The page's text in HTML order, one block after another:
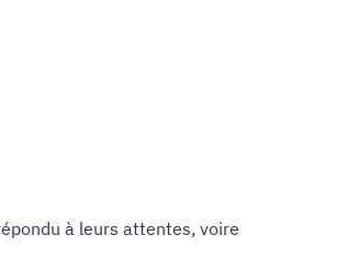
à leurs attentes, voire